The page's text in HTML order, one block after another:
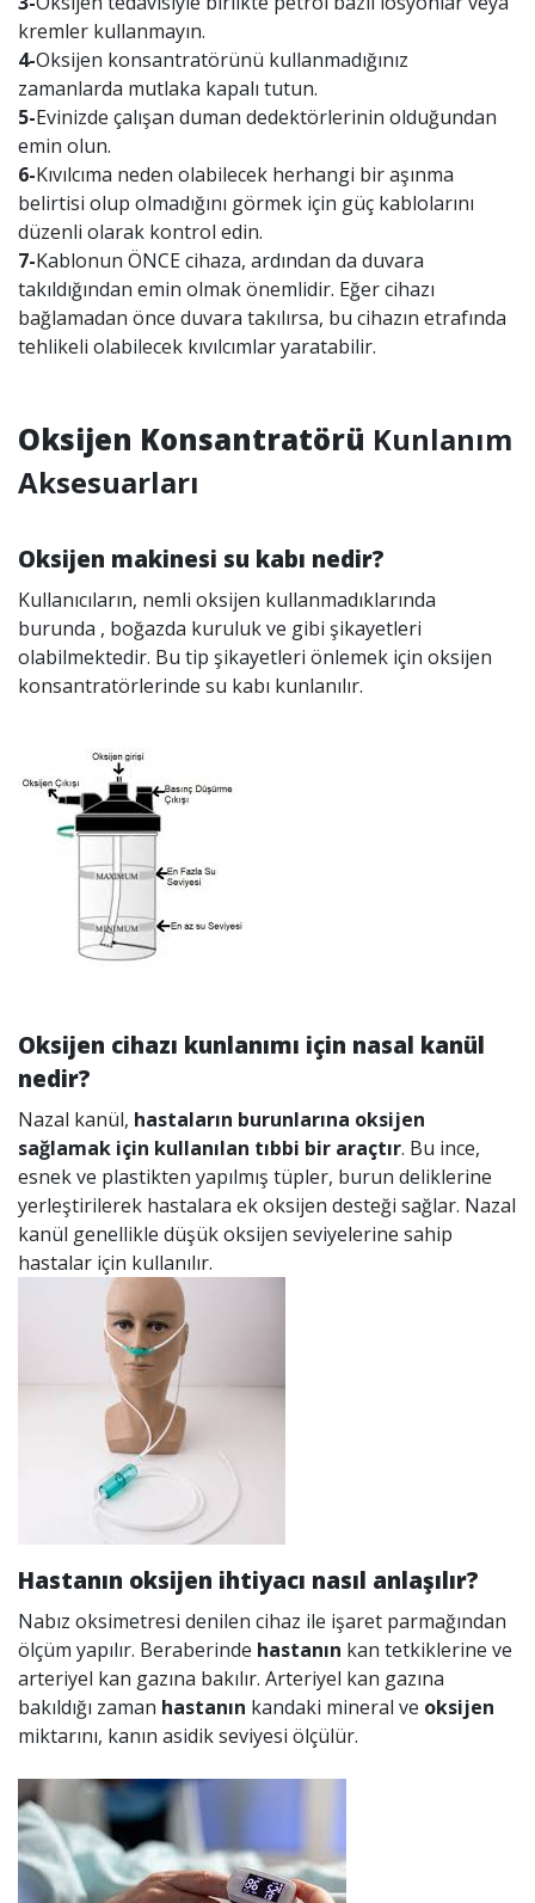
kremler kullanmayın.
4-Oksijen konsantratörünü kullanmadığınız
zamanlarda mutlaka kapalı tutun.
5-Evinizde çalışan duman dedektörlerinin olduğundan
emin olun.
6-Kıvılcıma neden olabilecek herhangi bir aşınma
belirtisi olup olmadığını görmek için güç kablolarını
düzenli olarak kontrol edin.
7-Kablonun ÖNCE cihaza, ardından da duvara
takıldığından emin olmak önemlidir. Eğer cihazı
bağlamadan önce duvara takılırsa, bu cihazın etrafında
tehlikeli olabilecek kıvılcımlar yaratabilir.
Oksijen Konsantratörü Kunlanım
Aksesuarları
Oksijen makinesi su kabı nedir?
Kullanıcıların, nemli oksijen kullanmadıklarında
burunda , boğazda kuruluk ve gibi şikayetleri
olabilmektedir. Bu tip şikayetleri önlemek için oksijen
konsantratörlerinde su kabı kunlanılır.
Oksijen cihazı kunlanımı için nasal kanül
nedir?
Nazal kanül, hastaların burunlarına oksijen
sağlamak için kullanılan tıbbi bir araçtır. Bu ince,
esnek ve plastikten yapılmış tüpler, burun deliklerine
yerleştirilerek hastalara ek oksijen desteği sağlar. Nazal
kanül genellikle düşük oksijen seviyelerine sahip
hastalar için kullanılır.
Hastanın oksijen ihtiyacı nasıl anlaşılır?
Nabız oksimetresi denilen cihaz ile işaret parmağından
ölçüm yapılır. Beraberinde hastanın kan tetkiklerine ve
arteriyel kan gazına bakılır. Arteriyel kan gazına
bakıldığı zaman hastanın kandaki mineral ve oksijen
miktarını, kanın asidik seviyesi ölçülür.